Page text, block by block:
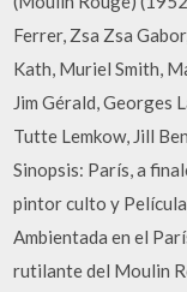
Ferrer, Zsa Zsa
Kath, Muriel Smith,
Jim Gérald, Georges
Tutte Lemkow, Jill
Sinopsis: París, a
pintor culto y
Ambientada en el
rutilante del Moulin